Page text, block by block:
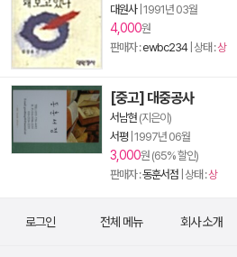
대원사| 1991년 03월
4,000원
판매자 :ewbc234| 상태 :상
[중고] 대중공사
서남현 (지은이)
서평| 1997년 06월
3,000원 (65% 할인)
판매자 :동훈서점 | 상태 :상
로그인 전체 메뉴 회사 소개